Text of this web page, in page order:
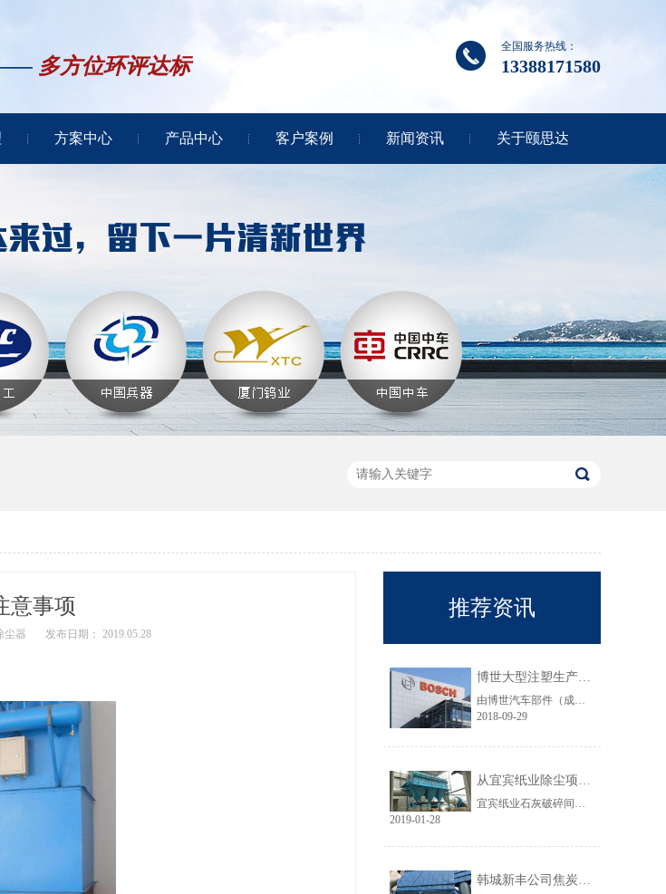
—— 多方位环评达标
全国服务热线：
13388171580
方案中心 产品中心 客户案例 新闻资讯 关于颐思达
意事项
尘器 发布日期： 2019.05.28
推荐资讯
博世大型注塑生产线VOC净化工程圆满结束
由博世汽车部件（成都）有限公司委托颐思达设计、制造、安装的大型注塑生产线废气净化工程项目于近日全部竣工，试运行效果显示，运行结果完全符合设计要求。
2018-09-29
从宜宾纸业除尘项目成功范例看低成本环保
宜宾纸业石灰破碎间除尘工程于近期完工，在不足30立方的空间内集成了超过三个篮球场大小的过滤面积，处理风量达每小时7万立方，实现了小体积除尘器处理大风量，开启低成本环保的时代，给处在环保高压政策下不堪重负的企业主们带来福音......
2019-01-28
韩城新丰公司焦炭输送线除尘工程完美收官